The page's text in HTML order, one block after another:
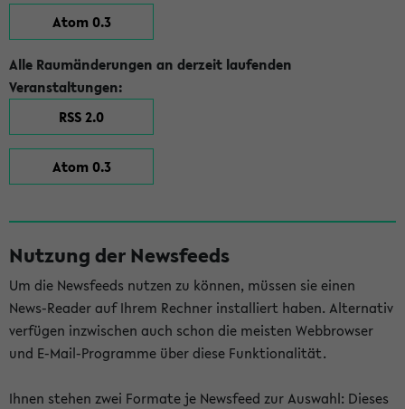
Atom 0.3
Alle Raumänderungen an derzeit laufenden
Veranstaltungen:
RSS 2.0
Atom 0.3
Nutzung der Newsfeeds
Um die Newsfeeds nutzen zu können, müssen sie einen
News-Reader auf Ihrem Rechner installiert haben. Alternativ
verfügen inzwischen auch schon die meisten Webbrowser
und E-Mail-Programme über diese Funktionalität.
Ihnen stehen zwei Formate je Newsfeed zur Auswahl: Dieses